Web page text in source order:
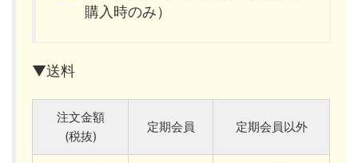
購入時のみ）
▼送料
注文金額
(税抜)
定期会員 定期会員以外